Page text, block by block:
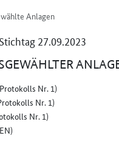
Anlagen
27.09.2023
Nr. 1)
Nr. 1)
Nr. 1)